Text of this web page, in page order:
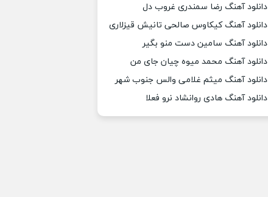
دانلود آهنگ رضا سمندری غروب دل
دانلود آهنگ کیکاوس صالحی تانیش قیزلاری
دانلود آهنگ سامین دست منو بگیر
دانلود آهنگ محمد میوه چیان جای من
دانلود آهنگ میثم غلامی والس جنوب شهر
دانلود آهنگ هادی روانشاد نرو فعلا